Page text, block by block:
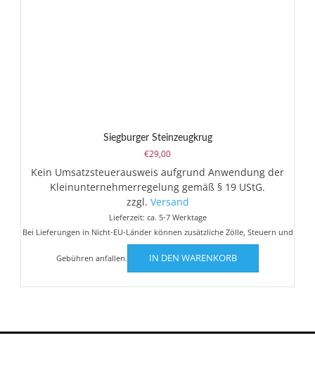
Siegburger Steinzeugkrug
€29,00
Kein Umsatzsteuerausweis aufgrund Anwendung der
Kleinunternehmerregelung gemäß § 19 UStG.
zzgl. Versand
Lieferzeit: ca. 5-7 Werktage
Bei Lieferungen in Nicht-EU-Länder können zusätzliche Zölle, Steuern und
Gebühren anfallen. IN DEN WARENKORB